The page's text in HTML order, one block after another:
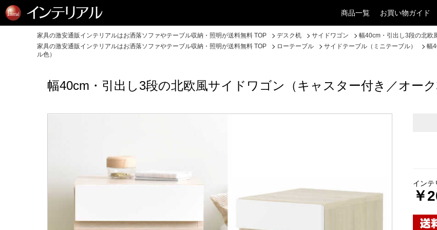
商品一覧 お買い物ガイド
家具の激安通販インテリアルはお洒落ソファやテーブル収納・照明が送料無料 TOP デスク机 サイドワゴン
幅40cm・引出し3段の北欧
家具の激安通販インテリアルはお洒落ソファやテーブル収納・照明が送料無料 TOP
ローテーブル サイドテーブル（ミニテーブル）
幅
ル色）
幅40cm・引出し3段の北欧風サイドワゴン（キャスター付き／オーク
インテ
￥